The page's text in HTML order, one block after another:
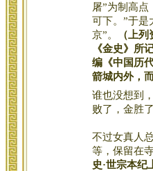
屠”为制高
可下。”于是
京”。
（上
《金史》所
编《中国历
箭城内外，
谁也没想到
败了，金胜
不过女真人
等，保留在
史·世宗本纪